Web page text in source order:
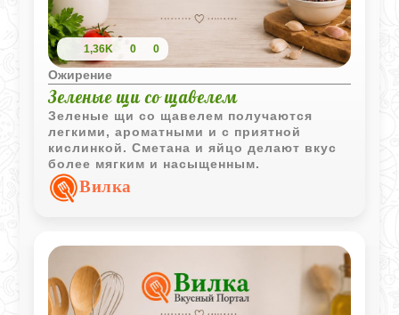
1,36K 0 0
Ожирение
Зеленые щи со щавелем
Зеленые щи со щавелем получаются
легкими, ароматными и с приятной
кислинкой. Сметана и яйцо делают вкус
более мягким и насыщенным.
Вилка